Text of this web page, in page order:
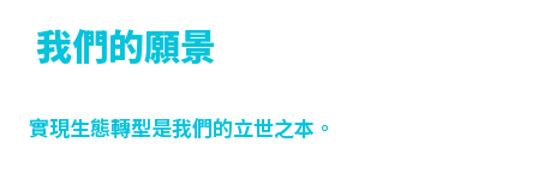
我們的願景
實現生態轉型是我們的立世之本。